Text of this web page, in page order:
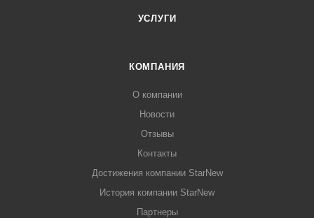
УСЛУГИ
КОМПАНИЯ
О компании
Новости
Отзывы
Контакты
Достижения компании StarNew
История компании StarNew
Партнеры